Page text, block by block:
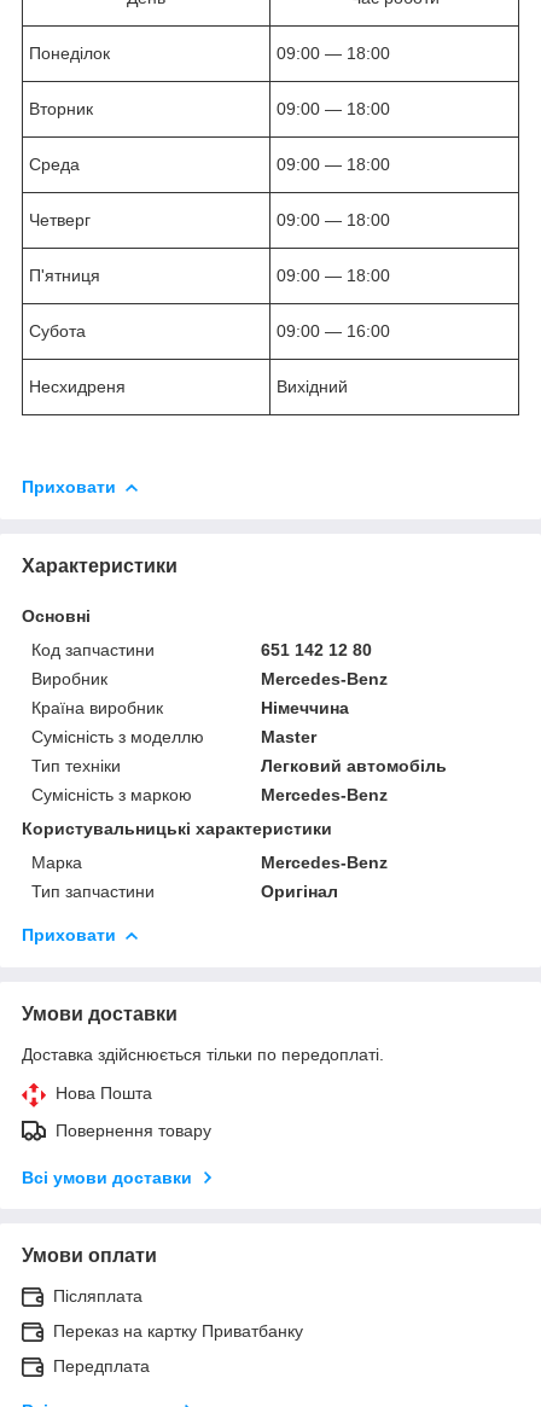
Понеділок 09:00 — 18:00
Вторник 09:00 — 18:00
Среда 09:00 — 18:00
Четверг 09:00 — 18:00
П'ятниця 09:00 — 18:00
Субота 09:00 — 16:00
Несхидреня Вихідний
Приховати
Характеристики
Основні
Код запчастини
651 142 12 80
Виробник
Mercedes-Benz
Країна виробник
Німеччина
Сумісність з моделлю
Master
Тип техніки
Легковий автомобіль
Сумісність з маркою
Mercedes-Benz
Користувальницькі характеристики
Марка
Mercedes-Benz
Тип запчастини
Оригінал
Приховати
Умови доставки
Доставка здійснюється тільки по передоплаті.
Нова Пошта
Повернення товару
Всі умови доставки
Умови оплати
Післяплата
Переказ на картку Приватбанку
Передплата